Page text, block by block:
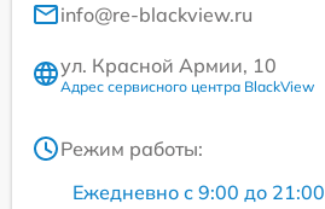
info@re-blackview.ru
ул. Красной Армии, 10
Адрес сервисного центра BlackView
Режим работы:
Ежедневно с 9:00 до 21:00